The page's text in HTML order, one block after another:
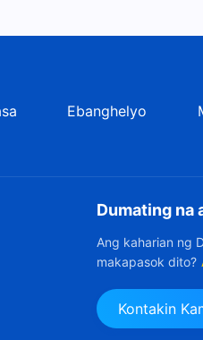
Ebanghelyo
Dumating na
Ang kaharian ng
makapasok dito?
Kontakin